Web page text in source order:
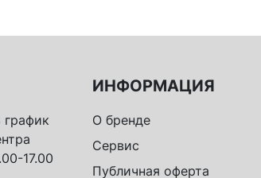
17.00
ИНФОРМАЦИЯ
О бренде
Сервис
Публичная оферта